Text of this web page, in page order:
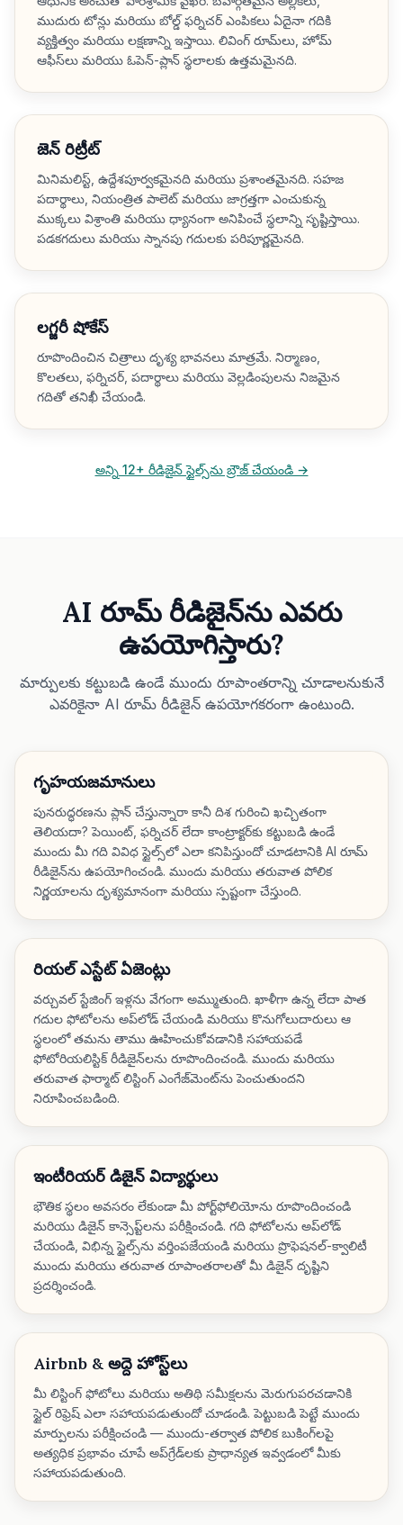
ముదురు టోన్లు మరియు బోల్డ్ ఫర్నిచర్ ఎంపికలు ఏదైనా గదికి
వ్యక్తిత్వం మరియు లక్షణాన్ని ఇస్తాయి. లివింగ్ రూమ్‌లు, హోమ్
ఆఫీస్‌లు మరియు ఓపెన్-ప్లాన్ స్థలాలకు ఉత్తమమైనది.
జెన్ రిట్రీట్
మినిమలిస్ట్, ఉద్దేశపూర్వకమైనది మరియు ప్రశాంతమైనది. సహజ
పదార్థాలు, నియంత్రిత పాలెట్ మరియు జాగ్రత్తగా ఎంచుకున్న
ముక్కలు విశ్రాంతి మరియు ధ్యానంగా అనిపించే స్థలాన్ని సృష్టిస్తాయి.
పడకగదులు మరియు స్నానపు గదులకు పరిపూర్ణమైనది.
లగ్జరీ షోకేస్
రూపొందించిన చిత్రాలు దృశ్య భావనలు మాత్రమే. నిర్మాణం,
కొలతలు, ఫర్నిచర్, పదార్థాలు మరియు వెల్లడింపులను నిజమైన
గదితో తనిఖీ చేయండి.
అన్ని 12+ రీడిజైన్ స్టైల్స్‌ను బ్రౌజ్ చేయండి →
AI రూమ్ రీడిజైన్‌ను ఎవరు
ఉపయోగిస్తారు?
మార్పులకు కట్టుబడి ఉండే ముందు రూపాంతరాన్ని చూడాలనుకునే
ఎవరికైనా AI రూమ్ రీడిజైన్ ఉపయోగకరంగా ఉంటుంది.
గృహయజమానులు
పునరుద్ధరణను ప్లాన్ చేస్తున్నారా కానీ దిశ గురించి ఖచ్చితంగా
తెలియదా? పెయింట్, ఫర్నిచర్ లేదా కాంట్రాక్టర్‌కు కట్టుబడి ఉండే
ముందు మీ గది వివిధ స్టైల్స్‌లో ఎలా కనిపిస్తుందో చూడటానికి AI రూమ్
రీడిజైన్‌ను ఉపయోగించండి. ముందు మరియు తరువాత పోలిక
నిర్ణయాలను దృశ్యమానంగా మరియు స్పష్టంగా చేస్తుంది.
రియల్ ఎస్టేట్ ఏజెంట్లు
వర్చువల్ స్టేజింగ్ ఇళ్లను వేగంగా అమ్ముతుంది. ఖాళీగా ఉన్న లేదా పాత
గదుల ఫోటోలను అప్‌లోడ్ చేయండి మరియు కొనుగోలుదారులు ఆ
స్థలంలో తమను తాము ఊహించుకోవడానికి సహాయపడే
ఫోటోరియలిస్టిక్ రీడిజైన్‌లను రూపొందించండి. ముందు మరియు
తరువాత ఫార్మాట్ లిస్టింగ్ ఎంగేజ్‌మెంట్‌ను పెంచుతుందని
నిరూపించబడింది.
ఇంటీరియర్ డిజైన్ విద్యార్థులు
భౌతిక స్థలం అవసరం లేకుండా మీ పోర్ట్‌ఫోలియోను రూపొందించండి
మరియు డిజైన్ కాన్సెప్ట్‌లను పరీక్షించండి. గది ఫోటోలను అప్‌లోడ్
చేయండి, విభిన్న స్టైల్స్‌ను వర్తింపజేయండి మరియు ప్రొఫెషనల్-క్వాలిటీ
ముందు మరియు తరువాత రూపాంతరాలతో మీ డిజైన్ దృష్టిని
ప్రదర్శించండి.
Airbnb & అద్దె హోస్ట్‌లు
మీ లిస్టింగ్ ఫోటోలు మరియు అతిథి సమీక్షలను మెరుగుపరచడానికి
స్టైల్ రిఫ్రెష్ ఎలా సహాయపడుతుందో చూడండి. పెట్టుబడి పెట్టే ముందు
మార్పులను పరీక్షించండి — ముందు-తర్వాత పోలిక బుకింగ్‌లపై
అత్యధిక ప్రభావం చూపే అప్‌గ్రేడ్‌లకు ప్రాధాన్యత ఇవ్వడంలో మీకు
సహాయపడుతుంది.